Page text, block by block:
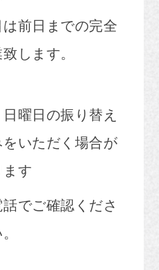
前日までの完全
します。
曜日の振り替え
いただく場合が
ます
でご確認くださ